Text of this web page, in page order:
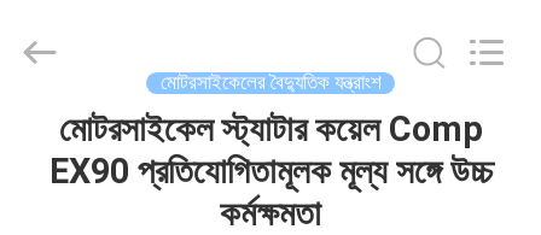
Parts
মোটরসাইকেলের বৈদ্যুতিক যন্ত্রাংশ
মোটরসাইকেল স্ট্যাটার কয়েল Comp
EX90 প্রতিযোগিতামূলক মূল্য সঙ্গে উচ্চ
কর্মক্ষমতা